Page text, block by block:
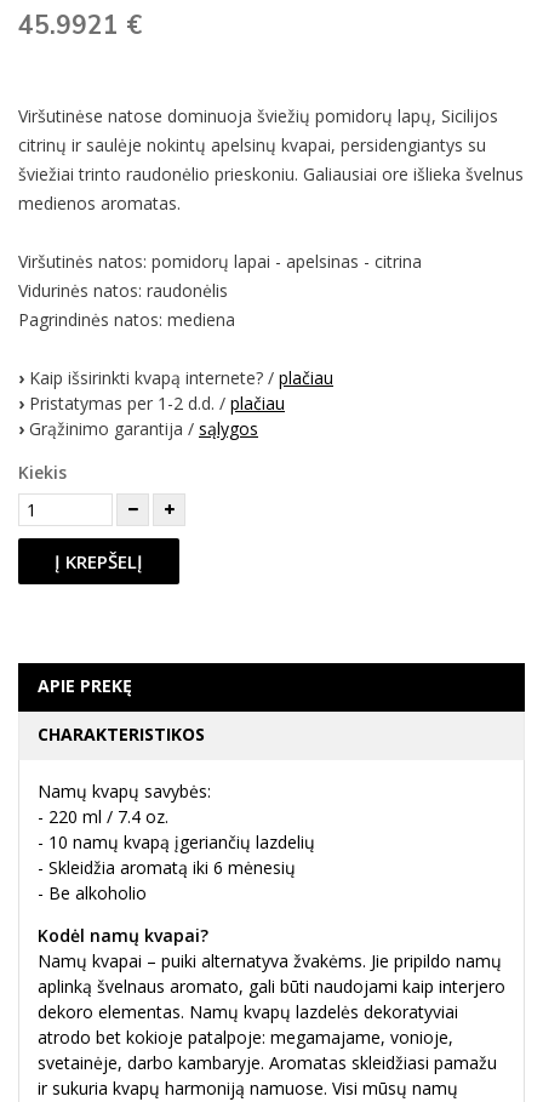
45.9921 €
Viršutinėse natose dominuoja šviežių pomidorų lapų, Sicilijos
citrinų ir saulėje nokintų apelsinų kvapai, persidengiantys su
šviežiai trinto raudonėlio prieskoniu. Galiausiai ore išlieka švelnus
medienos aromatas.
Viršutinės natos: pomidorų lapai - apelsinas - citrina
Vidurinės natos: raudonėlis
Pagrindinės natos: mediena
› Kaip išsirinkti kvapą internete? / plačiau
› Pristatymas per 1-2 d.d. / plačiau
› Grąžinimo garantija / sąlygos
Kiekis
Į KREPŠELĮ
APIE PREKĘ
CHARAKTERISTIKOS
Namų kvapų savybės:
- 220 ml / 7.4 oz.
- 10 namų kvapą įgeriančių lazdelių
- Skleidžia aromatą iki 6 mėnesių
- Be alkoholio
Kodėl namų kvapai?
Namų kvapai – puiki alternatyva žvakėms. Jie pripildo namų
aplinką švelnaus aromato, gali būti naudojami kaip interjero
dekoro elementas. Namų kvapų lazdelės dekoratyviai
atrodo bet kokioje patalpoje: megamajame, vonioje,
svetainėje, darbo kambaryje. Aromatas skleidžiasi pamažu
ir sukuria kvapų harmoniją namuose. Visi mūsų namų